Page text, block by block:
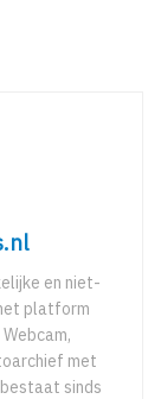
en niet-
platform
met
sinds